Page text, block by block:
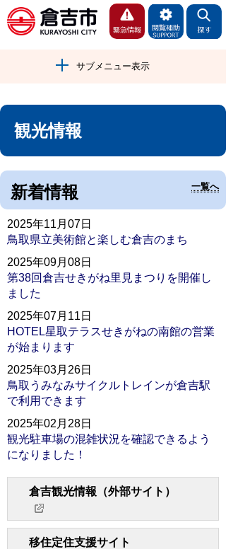
サブメニュー表示
観光情報
新着情報 一覧へ
2025年11月07日
鳥取県立美術館と楽しむ倉吉のまち
2025年09月08日
第38回倉吉せきがね里見まつりを開催し
ました
2025年07月11日
HOTEL星取テラスせきがねの南館の営業
が始まります
2025年03月26日
鳥取うみなみサイクルトレインが倉吉駅
で利用できます
2025年02月28日
観光駐車場の混雑状況を確認できるよう
になりました！
倉吉観光情報（外部サイト）
移住定住支援サイト